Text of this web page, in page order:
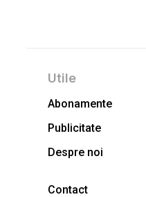
Utile
Abonamente
Publicitate
Despre noi
Contact